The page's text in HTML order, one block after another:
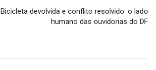
Bicicleta devolvida e conflito resolvido: o lado
humano das ouvidorias do DF